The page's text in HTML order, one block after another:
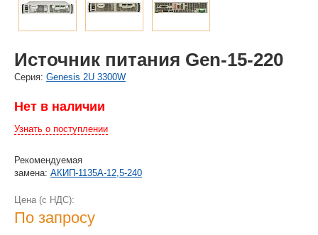
Источник питания Gen-15-220
Cерия: Genesis 2U 3300W
Нет в наличии
Узнать о поступлении
Рекомендуемая
замена: АКИП-1135А-12,5-240
Цена (с НДС):
По запросу